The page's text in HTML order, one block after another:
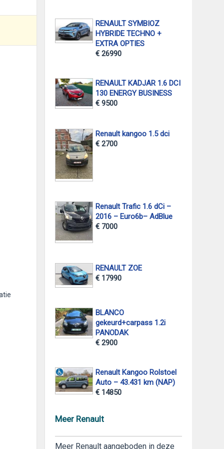
RENAULT SYMBIOZ
HYBRIDE TECHNO +
EXTRA OPTIES
€ 26990
RENAULT KADJAR 1.6 DCI
130 ENERGY BUSINESS
€ 9500
Renault kangoo 1.5 dci
€ 2700
Renault Trafic 1.6 dCi –
2016 – Euro6b– AdBlue
€ 7000
RENAULT ZOE
€ 17990
BLANCO
gekeurd+carpass 1.2i
PANODAK
€ 2900
Renault Kangoo Rolstoel
Auto – 43.431 km (NAP)
€ 14850
Meer Renault
Meer Renault aangeboden in deze